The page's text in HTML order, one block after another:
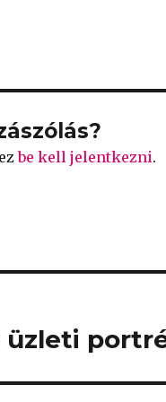
be kell jelentkezni.
üzleti